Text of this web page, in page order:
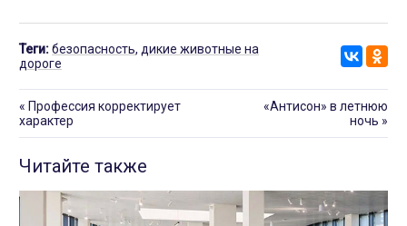
Теги:безопасность, дикие животные на
дороге
« Профессия корректирует
характер
«Антисон» в летнюю
ночь »
Читайте также